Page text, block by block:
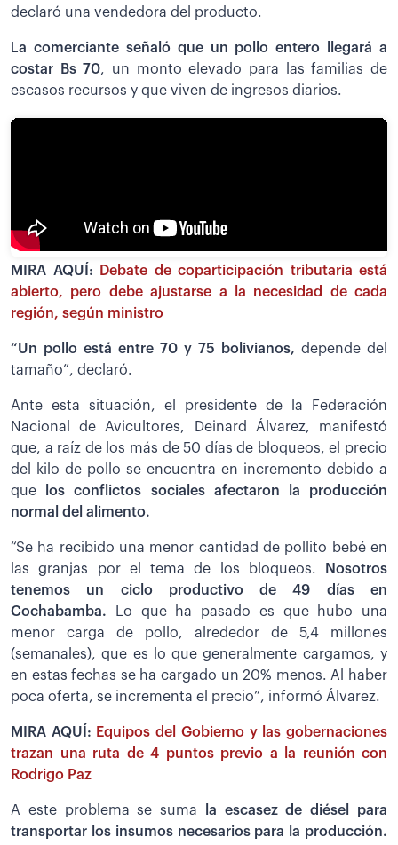
declaró una vendedora del producto.
La comerciante señaló que un pollo entero llegará a
costar Bs 70, un monto elevado para las familias de
escasos recursos y que viven de ingresos diarios.
MIRA AQUÍ:
Debate de coparticipación tributaria está
abierto, pero debe ajustarse a la necesidad de cada
región, según ministro
“Un pollo está entre 70 y 75 bolivianos, depende del
tamaño”, declaró.
Ante esta situación, el presidente de la Federación
Nacional de Avicultores, Deinard Álvarez, manifestó
que, a raíz de los más de 50 días de bloqueos, el precio
del kilo de pollo se encuentra en incremento debido a
que
los conflictos sociales afectaron la producción
normal del alimento.
“Se ha recibido una menor cantidad de pollito bebé en
las granjas por el tema de los bloqueos.
Nosotros
tenemos un ciclo productivo de 49 días en
Cochabamba. Lo que ha pasado es que hubo una
menor carga de pollo, alrededor de 5,4 millones
(semanales), que es lo que generalmente cargamos, y
en estas fechas se ha cargado un 20% menos. Al haber
poca oferta, se incrementa el precio”, informó Álvarez.
MIRA AQUÍ: Equipos del Gobierno y las gobernaciones
trazan una ruta de 4 puntos previo a la reunión con
Rodrigo Paz
A este problema se suma
la escasez de diésel para
transportar los insumos necesarios para la producción.